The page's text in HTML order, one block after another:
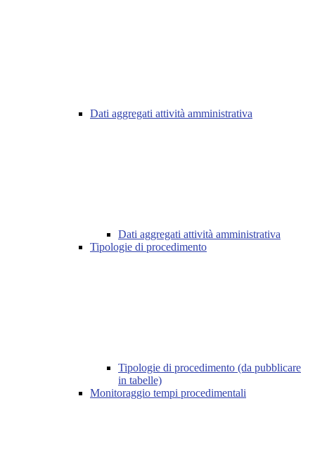
Dati aggregati attività amministrativa
Dati aggregati attività amministrativa
Tipologie di procedimento
Tipologie di procedimento (da pubblicare
in tabelle)
Monitoraggio tempi procedimentali